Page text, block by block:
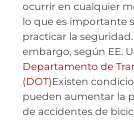
ocurrir en cualquier
lo que es importante
practicar la seguridad.
embargo, según EE.
Departamento de
(DOT)Existen
pueden aumentar la
de accidentes de